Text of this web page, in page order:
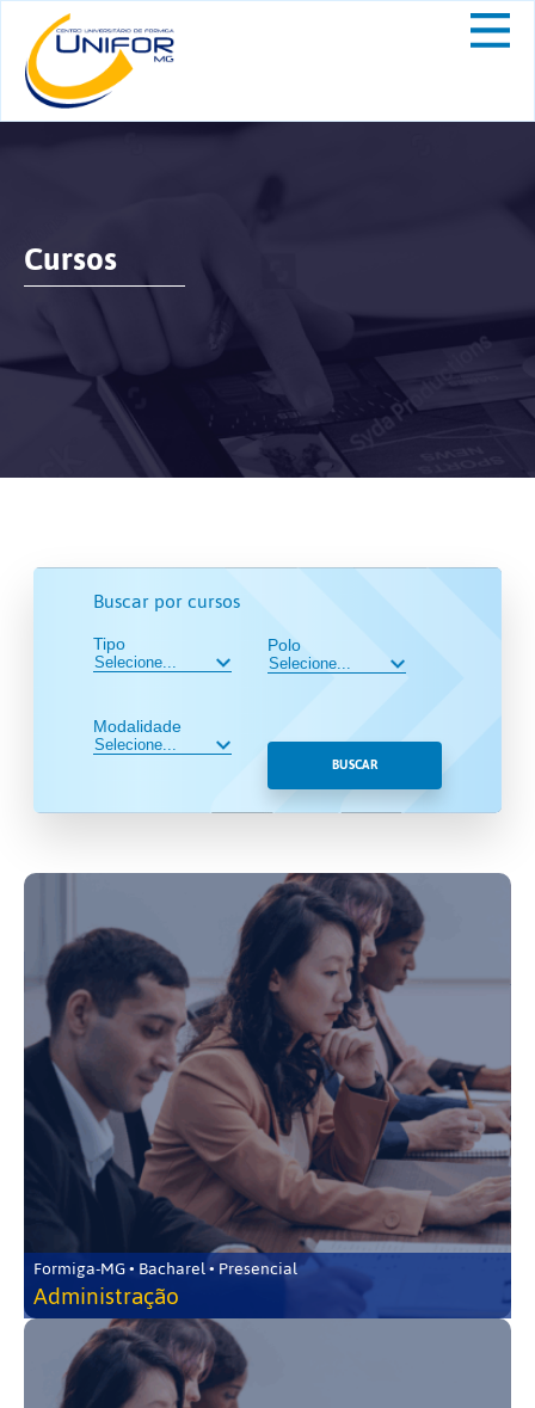
Cursos
Buscar por cursos
Tipo
Modalidade
Polo
BUSCAR
Formiga-MG • Bacharel • Presencial
Administração